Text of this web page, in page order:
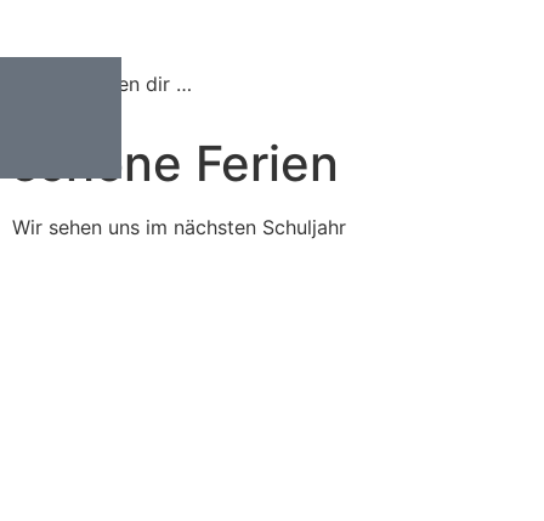
Wir wünschen dir …
schöne Ferien
Wir sehen uns im nächsten Schuljahr